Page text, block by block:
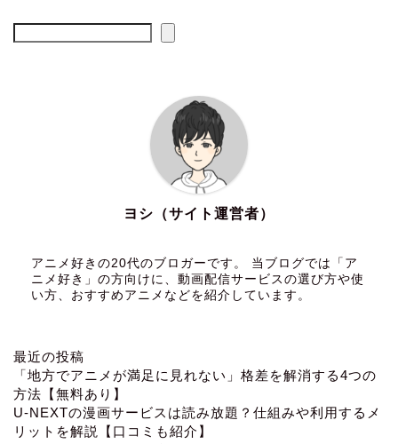
ヨシ（サイト運営者）
アニメ好きの20代のブロガーです。 当ブログでは「ア
ニメ好き」の方向けに、動画配信サービスの選び方や使
い方、おすすめアニメなどを紹介しています。
最近の投稿
「地方でアニメが満足に見れない」格差を解消する4つの
方法【無料あり】
U-NEXTの漫画サービスは読み放題？仕組みや利用するメ
リットを解説【口コミも紹介】